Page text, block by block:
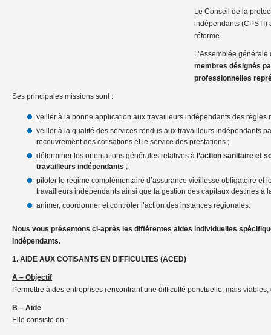
Le Conseil de la
indépendants (CPSTI)
réforme.
L’Assemblée
membres désignés
professionnelles
Ses principales missions sont :
veiller à la bonne application aux travailleurs indépendants des règles
veiller à la qualité des services rendus aux travailleurs indépendants
recouvrement des cotisations et le service des prestations ;
déterminer les orientations générales relatives à l’action sanitaire et
travailleurs indépendants ;
piloter le régime complémentaire d’assurance vieillesse obligatoire et
travailleurs indépendants ainsi que la gestion des capitaux destinés à
animer, coordonner et contrôler l’action des instances régionales.
Nous vous présentons ci-après les différentes aides individuelles
indépendants.
1. AIDE AUX COTISANTS EN DIFFICULTES (ACED)
A – Objectif
Permettre à des entreprises rencontrant une difficulté ponctuelle, mais
B – Aide
Elle consiste en :